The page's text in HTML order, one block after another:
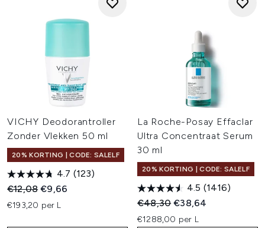
VICHY Deodorantroller
Zonder Vlekken 50 ml
20% KORTING | CODE: SALELF
4.7 (123)
Recommended Retail Price:
€12,08Huidige prijs:
€9,66
€193,20 per L
La Roche-Posay Effaclar
Ultra Concentraat Serum
30 ml
20% KORTING | CODE: SALELF
4.5 (1416)
Recommended Retail Price:
€48,30Huidige prijs:
€38,64
€1288,00 per L